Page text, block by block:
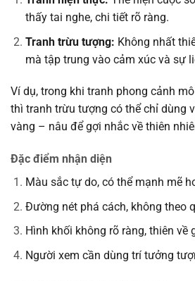
thấy tai nghe, chi tiết rõ ràng.
Tranh trừu tượng: Không nhất
mà tập trung vào cảm xúc và sự
Ví dụ, trong khi tranh phong cảnh
thì tranh trừu tượng có thể chỉ dùng
vàng – nâu để gợi nhắc về thiên
Đặc điểm nhận diện
Màu sắc tự do, có thể mạnh mẽ
Đường nét phá cách, không theo
Hình khối không rõ ràng, thiên về
Người xem cần dùng trí tưởng